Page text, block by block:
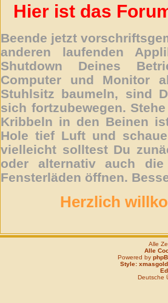
Hier ist das
Beende jetzt
anderen laufenden
Shutdown Deines
Computer und Monitor
Stuhlsitz baumeln, sind
sich fortzubewegen.
Kribbeln in den Beinen
Hole tief Luft und
vielleicht solltest Du
oder alternativ auch
Fensterläden öffnen.
Herzlich
Alle
Alle
Powered by
Style: xmasgold
Deutsche